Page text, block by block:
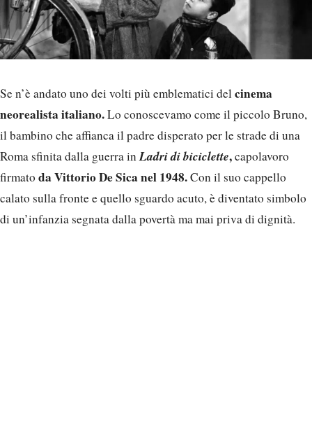
Se n’è andato uno dei volti più emblematici delcinema
neorealista italiano.Lo conoscevamo come il piccolo Bruno,
il bambino che affianca il padre disperato per le strade di una
Roma sfinita dalla guerra inLadri di biciclette,capolavoro
firmato da Vittorio De Sica nel 1948.Con il suo cappello
calato sulla fronte e quello sguardo acuto, è diventato simbolo
di un’infanzia segnata dalla povertà ma mai priva di dignità.